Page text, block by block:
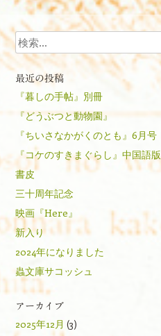
投稿ナビゲーション
検索
最近の投稿
『暮しの手帖』別冊
『どうぶつと動物園』
『ちいさなかがくのとも』6月号
『コケのすきまぐらし』中国語版
書皮
三十周年記念
映画『Here』
新入り
2024年になりました
蟲文庫サコッシュ
アーカイブ
2025年12月 (3)